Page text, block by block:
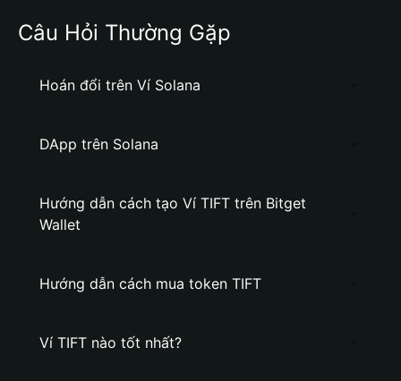
Câu Hỏi Thường Gặp
Hoán đổi trên Ví Solana
DApp trên Solana
Hướng dẫn cách tạo Ví TIFT trên Bitget
Wallet
Hướng dẫn cách mua token TIFT
Ví TIFT nào tốt nhất?